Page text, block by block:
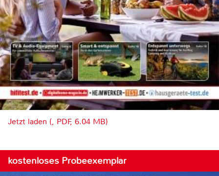
Jetzt laden (, PDF, 6.04 MB)
kostenloses Probeexemplar